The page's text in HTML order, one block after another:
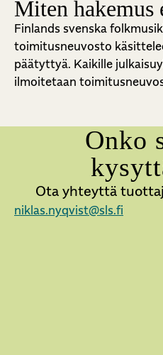
Miten hakemus
Finlands svenska
toimitusneuvosto
päätyttyä. Kaikille
ilmoitetaan
Onko
Ota yhteyttä
niklas.nyqvist@sls.fi